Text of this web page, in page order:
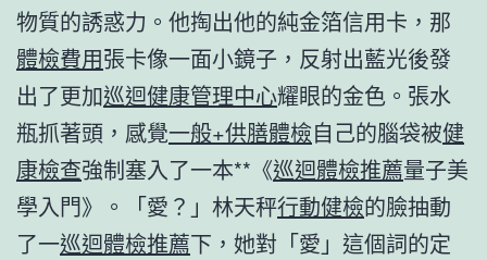
物質的誘惑力。他掏出他的純金箔信用卡，那
體檢費用張卡像一面小鏡子，反射出藍光後發
出了更加巡迴健康管理中心耀眼的金色。張水
瓶抓著頭，感覺一般+供膳體檢自己的腦袋被健
康檢查強制塞入了一本**《巡迴體檢推薦量子美
學入門》。「愛？」林天秤行動健檢的臉抽動
了一巡迴體檢推薦下，她對「愛」這個詞的定